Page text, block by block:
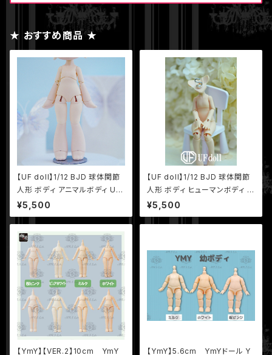
★ おすすめ商品 ★
【UF doll】1/12 BJD 球体関節
人形 ボディ アニマルボディ UF
ドール UFボディ
¥5,500
【UF doll】1/12 BJD 球体関節
人形 ボディ ヒューマンボディ U
Fドール UFボディ
¥5,500
【YmY】【VER.2】10cm YmY 【YmY】5.6cm YmYドール Y